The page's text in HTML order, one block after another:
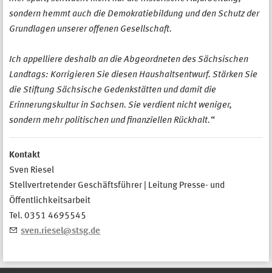
sondern hemmt auch die Demokratiebildung und den Schutz der
Grundlagen unserer offenen Gesellschaft.
Ich appelliere deshalb an die Abgeordneten des Sächsischen
Landtags: Korrigieren Sie diesen Haushaltsentwurf. Stärken Sie
die Stiftung Sächsische Gedenkstätten und damit die
Erinnerungskultur in Sachsen. Sie verdient nicht weniger,
sondern mehr politischen und finanziellen Rückhalt.“
Kontakt
Sven Riesel
Stellvertretender Geschäftsführer | Leitung Presse- und
Öffentlichkeitsarbeit
Tel. 0351 4695545
sven.riesel@stsg.de